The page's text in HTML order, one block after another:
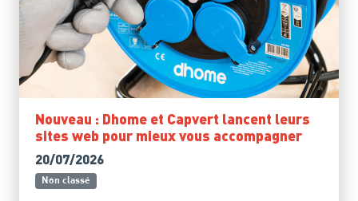
Nouveau : Dhome et Capvert lancent leurs
sites web pour mieux vous accompagner
20/07/2026
Non classé